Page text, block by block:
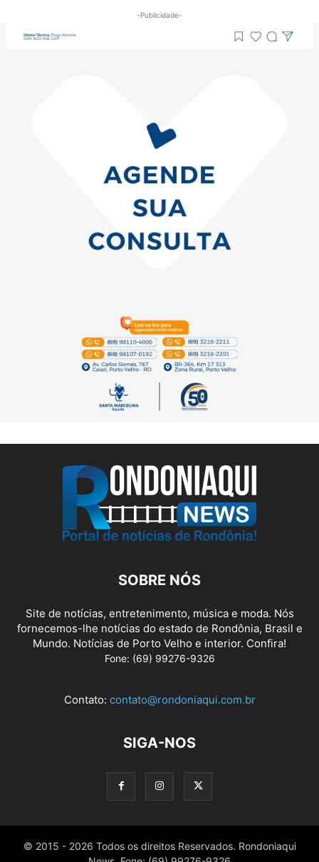
-Publicidade-
SOBRE NÓS
Site de notícias, entretenimento, música e moda. Nós
fornecemos-lhe notícias do estado de Rondônia, Brasil e
Mundo. Notícias de Porto Velho e interior. Confira!
Fone: (69) 99276-9326
Contato: contato@rondoniaqui.com.br
SIGA-NOS
© 2015 - 2026 Todos os direitos Reservados. Rondoniaqui